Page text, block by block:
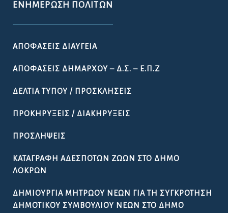
ΕΝΗΜΈΡΩΣΗ ΠΟΛΙΤΏΝ
ΑΠΟΦΆΣΕΙΣ ΔΙΑΎΓΕΙΑ
ΑΠΟΦΆΣΕΙΣ ΔΗΜΆΡΧΟΥ – Δ.Σ. – Ε.Π.Ζ
ΔΕΛΤΊΑ ΤΎΠΟΥ / ΠΡΟΣΚΛΉΣΕΙΣ
ΠΡΟΚΗΡΎΞΕΙΣ / ΔΙΑΚΗΡΎΞΕΙΣ
ΠΡΟΣΛΉΨΕΙΣ
ΚΑΤΑΓΡΑΦΉ ΑΔΈΣΠΟΤΩΝ ΖΏΩΝ ΣΤΟ ΔΉΜΟ
ΛΟΚΡΏΝ
ΔΗΜΙΟΥΡΓΊΑ ΜΗΤΡΏΟΥ ΝΈΩΝ ΓΙΑ ΤΗ ΣΥΓΚΡΌΤΗΣΗ
ΔΗΜΟΤΙΚΟΎ ΣΥΜΒΟΥΛΊΟΥ ΝΈΩΝ ΣΤΟ ΔΉΜΟ